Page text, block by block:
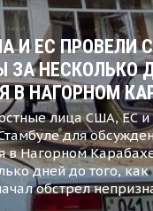
И ЕС ПРОВЕЛИ
ЗА НЕСКОЛЬКО
В НАГОРНОМ
лица США, ЕС и
для
в Нагорном
дней до того, как
обстрел